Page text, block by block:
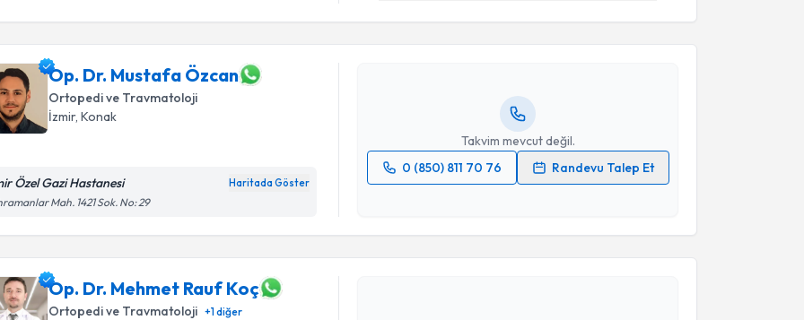
Op. Dr. Mustafa Özcan
Ortopedi ve Travmatoloji
İzmir, Konak
Özel Gazi Hastanesi Haritada Göster
Mah. 1421 Sok. No: 29
Takvim mevcut değil.
0 (850) 811 70 76
Randevu Talep Et
işlenmesini kabul ediyorum.
Op. Dr. Mehmet Rauf Koç
Ortopedi ve Travmatoloji +1diğer
Randevu Takvimi Talebi
Op. Dr. Mehmet Rauf Koç